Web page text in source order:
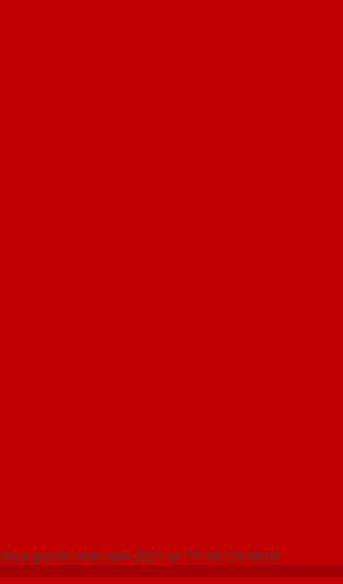
giá tốt nhất năm 2021 tại TP. Hồ Chí Minh